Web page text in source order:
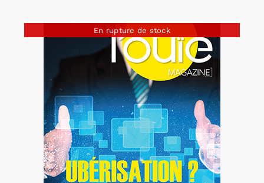
En rupture de stock